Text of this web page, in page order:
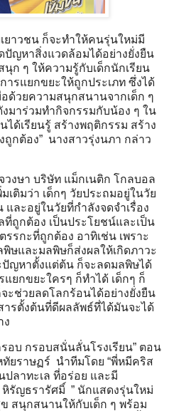
ยาวชน ก็จะทำให้คนรุ่นใหม่มี
ญหาสิ่งแวดล้อมได้อย่างยั่งยืน
ก ๆ ให้ความรู้กับเด็กนักเรียน
รแยกขยะให้ถูกประเภท ซึ่งได้
ด้วยความสนุกสนานจากเด็ก ๆ
มาร่วมทำกิจกรรมกับน้อง ๆ ใน
ได้เรียนรู้ สร้างพฤติกรรม สร้าง
กต้อง” นางสาวรุ่งนภา กล่าว
งษา บริษัท แม็กเนติก โกลบอล
เติมว่า เด็กๆ วัยประถมอยู่ในวัย
และอยู่ในวัยที่กำลังจดจำเรื่อง
ที่ถูกต้อง เป็นประโยชน์และเป็น
รรกะที่ถูกต้อง อาทิเช่น เพราะ
พิษและมลพิษก็ส่งผลให้เกิดภาวะ
ญหาตั้งแต่ต้น ก็จะลดมลพิษได้
ยกขยะใครๆ ก็ทำได้ เด็กๆ ก็
ะช่วยลดโลกร้อนได้อย่างยั่งยืน
ารตั้งต้นที่ดีผลลัพธ์ที่ได้มันจะได้
ง
อบ กรอบสนั่นลั่นโรงเรียน” ตอน
ยราษฏร์ นำทีมโดย “พี่หมีคริส
ลาทะเล ที่อร่อย และมี
รัญธรารัศมิ์ ” นักแสดงรุ่นใหม่
สนุกสนานให้กับเด็ก ๆ พร้อม